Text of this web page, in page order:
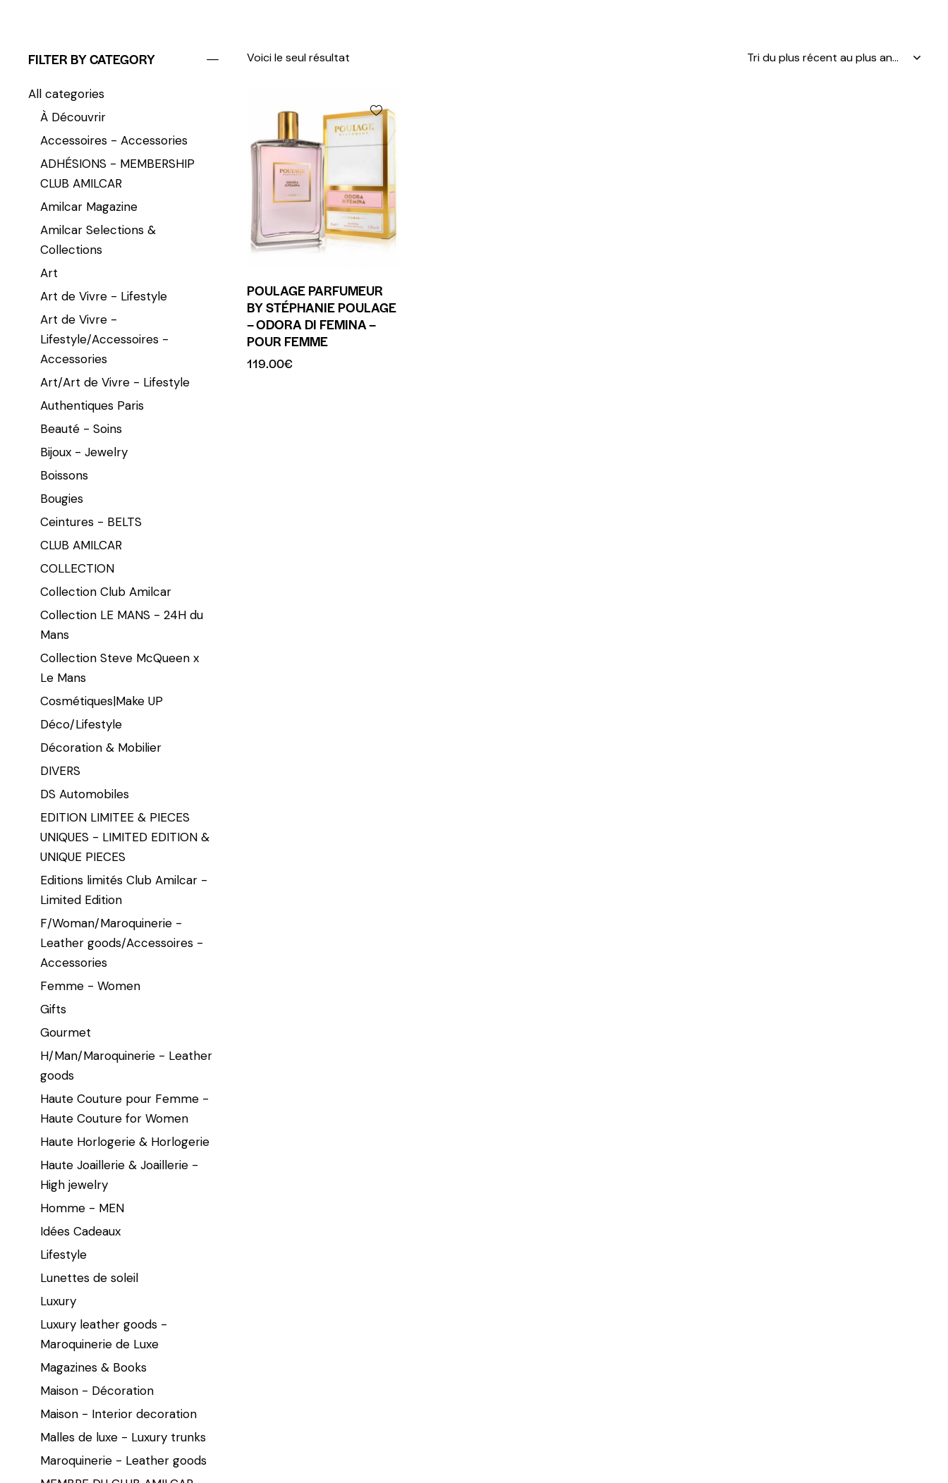
Voici le seul résultat
POULAGE PARFUMEUR
BY STÉPHANIE POULAGE
– ODORA DI FEMINA –
POUR FEMME
119.00€
FILTER BY CATEGORY
All categories
À Découvrir
Accessoires - Accessories
ADHÉSIONS - MEMBERSHIP
CLUB AMILCAR
Amilcar Magazine
Amilcar Selections &
Collections
Art
Art de Vivre - Lifestyle
Art de Vivre -
Lifestyle/Accessoires -
Accessories
Art/Art de Vivre - Lifestyle
Authentiques Paris
Beauté - Soins
Bijoux - Jewelry
Boissons
Bougies
Ceintures - BELTS
CLUB AMILCAR
COLLECTION
Collection Club Amilcar
Collection LE MANS - 24H du
Mans
Collection Steve McQueen x
Le Mans
Cosmétiques|Make UP
Déco/Lifestyle
Décoration & Mobilier
DIVERS
DS Automobiles
EDITION LIMITEE & PIECES
UNIQUES - LIMITED EDITION &
UNIQUE PIECES
Editions limités Club Amilcar -
Limited Edition
F/Woman/Maroquinerie -
Leather goods/Accessoires -
Accessories
Femme - Women
Gifts
Gourmet
H/Man/Maroquinerie - Leather
goods
Haute Couture pour Femme -
Haute Couture for Women
Haute Horlogerie & Horlogerie
Haute Joaillerie & Joaillerie -
High jewelry
Homme - MEN
Idées Cadeaux
Lifestyle
Lunettes de soleil
Luxury
Luxury leather goods -
Maroquinerie de Luxe
Magazines & Books
Maison - Décoration
Maison - Interior decoration
Malles de luxe - Luxury trunks
Maroquinerie - Leather goods